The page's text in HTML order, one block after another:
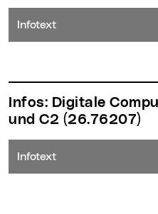
Infotext
und C2 (26.76207)
Infotext